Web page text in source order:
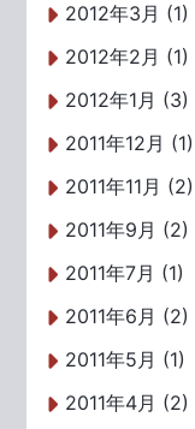
2012年3月 (1)
2012年2月 (1)
2012年1月 (3)
2011年12月 (1)
2011年11月 (2)
2011年9月 (2)
2011年7月 (1)
2011年6月 (2)
2011年5月 (1)
2011年4月 (2)